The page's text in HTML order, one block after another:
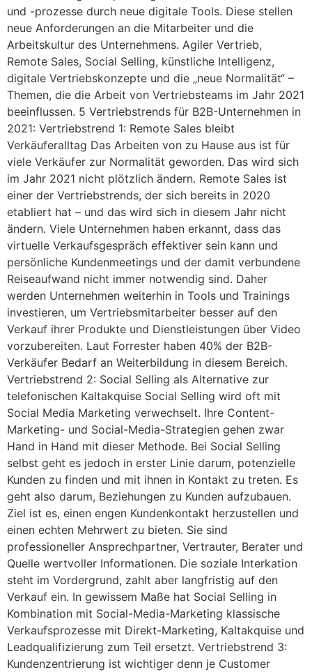
und -prozesse durch neue digitale Tools. Diese stellen
neue Anforderungen an die Mitarbeiter und die
Arbeitskultur des Unternehmens. Agiler Vertrieb,
Remote Sales, Social Selling, künstliche Intelligenz,
digitale Vertriebskonzepte und die „neue Normalität“ –
Themen, die die Arbeit von Vertriebsteams im Jahr 2021
beeinflussen. 5 Vertriebstrends für B2B-Unternehmen in
2021: Vertriebstrend 1: Remote Sales bleibt
Verkäuferalltag Das Arbeiten von zu Hause aus ist für
viele Verkäufer zur Normalität geworden. Das wird sich
im Jahr 2021 nicht plötzlich ändern. Remote Sales ist
einer der Vertriebstrends, der sich bereits in 2020
etabliert hat – und das wird sich in diesem Jahr nicht
ändern. Viele Unternehmen haben erkannt, dass das
virtuelle Verkaufsgespräch effektiver sein kann und
persönliche Kundenmeetings und der damit verbundene
Reiseaufwand nicht immer notwendig sind. Daher
werden Unternehmen weiterhin in Tools und Trainings
investieren, um Vertriebsmitarbeiter besser auf den
Verkauf ihrer Produkte und Dienstleistungen über Video
vorzubereiten. Laut Forrester haben 40% der B2B-
Verkäufer Bedarf an Weiterbildung in diesem Bereich.
Vertriebstrend 2: Social Selling als Alternative zur
telefonischen Kaltakquise Social Selling wird oft mit
Social Media Marketing verwechselt. Ihre Content-
Marketing- und Social-Media-Strategien gehen zwar
Hand in Hand mit dieser Methode. Bei Social Selling
selbst geht es jedoch in erster Linie darum, potenzielle
Kunden zu finden und mit ihnen in Kontakt zu treten. Es
geht also darum, Beziehungen zu Kunden aufzubauen.
Ziel ist es, einen engen Kundenkontakt herzustellen und
einen echten Mehrwert zu bieten. Sie sind
professioneller Ansprechpartner, Vertrauter, Berater und
Quelle wertvoller Informationen. Die soziale Interkation
steht im Vordergrund, zahlt aber langfristig auf den
Verkauf ein. In gewissem Maße hat Social Selling in
Kombination mit Social-Media-Marketing klassische
Verkaufsprozesse mit Direkt-Marketing, Kaltakquise und
Leadqualifizierung zum Teil ersetzt. Vertriebstrend 3:
Kundenzentrierung ist wichtiger denn je Customer